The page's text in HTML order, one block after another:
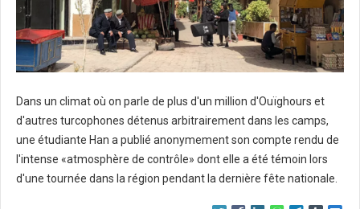
Dans un climat où on parle de plus d'un million d'Ouïghours et
d'autres turcophones détenus arbitrairement dans les camps,
une étudiante Han a publié anonymement son compte rendu de
l'intense «atmosphère de contrôle» dont elle a été témoin lors
d'une tournée dans la région pendant la dernière fête nationale.